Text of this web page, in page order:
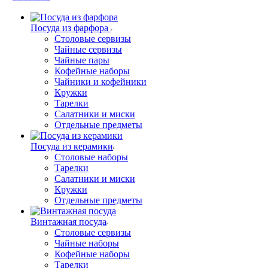
Посуда из фарфора
Столовые сервизы
Чайные сервизы
Чайные пары
Кофейные наборы
Чайники и кофейники
Кружки
Тарелки
Салатники и миски
Отдельные предметы
Посуда из керамики
Столовые наборы
Тарелки
Салатники и миски
Кружки
Отдельные предметы
Винтажная посуда
Столовые сервизы
Чайные наборы
Кофейные наборы
Тарелки